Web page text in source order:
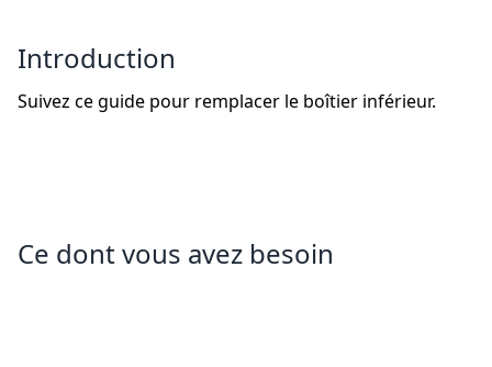
Introduction
Suivez ce guide pour remplacer le boîtier inférieur.
Ce dont vous avez besoin